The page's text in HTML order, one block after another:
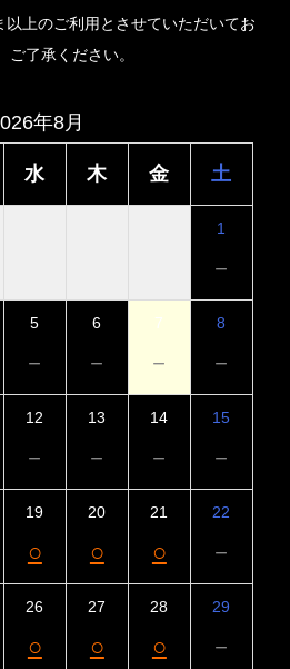
上のご利用とさせていただいてお
ご了承ください。
年8月
水 木 金 土
1
－
5
－
6
－
7
－
8
－
12
－
13
－
14
－
15
－
19
○
20
○
21
○
22
－
26
○
27
○
28
○
29
－